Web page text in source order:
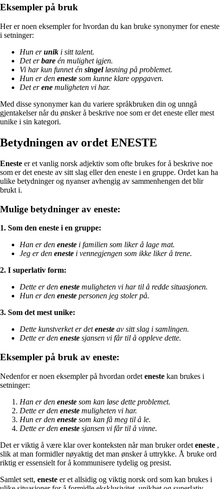
Eksempler på bruk
Her er noen eksempler for hvordan du kan bruke synonymer for eneste
i setninger:
Hun erunik i sitt talent.
Det erbare én mulighet igjen.
Vi har kun funnet én singelløsning på problemet.
Hun er den eneste som kunne klare oppgaven.
Det erene muligheten vi har.
Med disse synonymer kan du variere språkbruken din og unngå
gjentakelser når du ønsker å beskrive noe som er det eneste eller mest
unike i sin kategori.
Betydningen av ordet ENESTE
Eneste er et vanlig norsk adjektiv som ofte brukes for å beskrive noe
som er det eneste av sitt slag eller den eneste i en gruppe. Ordet kan ha
ulike betydninger og nyanser avhengig av sammenhengen det blir
brukt i.
Mulige betydninger av eneste:
1. Som den eneste i en gruppe:
Han er den eneste i familien som liker å lage mat.
Jeg er den eneste i vennegjengen som ikke liker å trene.
2. I superlativ form:
Dette er den eneste muligheten vi har til å redde situasjonen.
Hun er den eneste personen jeg stoler på.
3. Som det mest unike:
Dette kunstverket er deteneste av sitt slag i samlingen.
Dette er den eneste sjansen vi får til å oppleve dette.
Eksempler på bruk av eneste:
Nedenfor er noen eksempler på hvordan ordet eneste kan brukes i
setninger:
Han er den eneste som kan løse dette problemet.
Dette er den eneste muligheten vi har.
Hun er den eneste som kan få meg til å le.
Dette er den eneste sjansen vi får til å vinne.
Det er viktig å være klar over konteksten når man bruker ordet eneste ,
slik at man formidler nøyaktig det man ønsker å uttrykke. Å bruke ord
riktig er essensielt for å kommunisere tydelig og presist.
Samlet sett, eneste er et allsidig og viktig norsk ord som kan brukes i